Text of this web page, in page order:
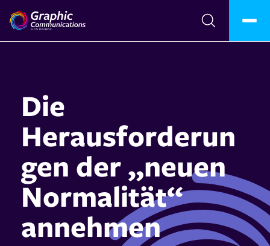
Die
Herausforderun
gen der „neuen
Normalität“
annehmen